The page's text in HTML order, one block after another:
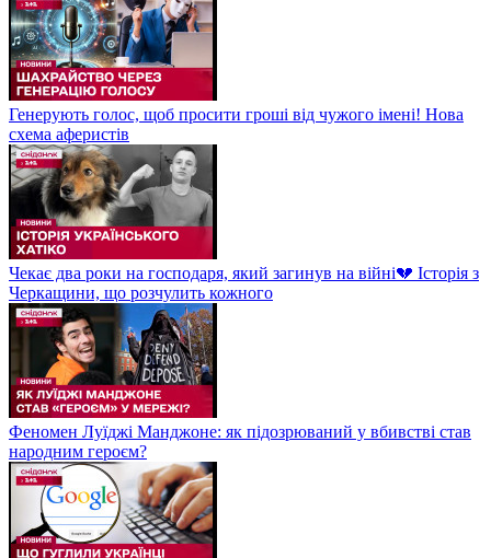
Генерують голос, щоб просити гроші від чужого імені! Нова
схема аферистів
Чекає два роки на господаря, який загинув на війні💔 Історія з
Черкащини, що розчулить кожного
Феномен Луїджі Манджоне: як підозрюваний у вбивстві став
народним героєм?